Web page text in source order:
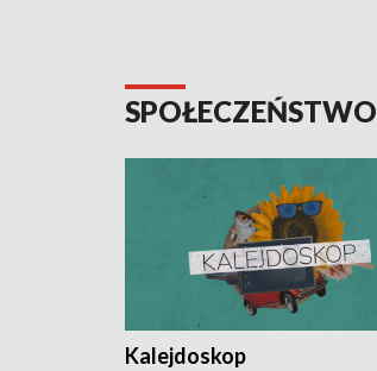
SPOŁECZEŃSTWO
Kalejdoskop